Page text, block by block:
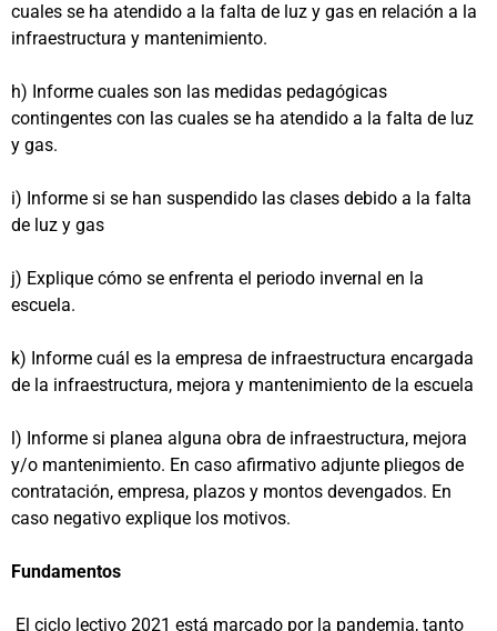
cuales se ha atendido a la falta de luz y gas en relación a la
infraestructura y mantenimiento.
h) Informe cuales son las medidas pedagógicas
contingentes con las cuales se ha atendido a la falta de luz
y gas.
i) Informe si se han suspendido las clases debido a la falta
de luz y gas
j) Explique cómo se enfrenta el periodo invernal en la
escuela.
k) Informe cuál es la empresa de infraestructura encargada
de la infraestructura, mejora y mantenimiento de la escuela
l) Informe si planea alguna obra de infraestructura, mejora
y/o mantenimiento. En caso afirmativo adjunte pliegos de
contratación, empresa, plazos y montos devengados. En
caso negativo explique los motivos.
Fundamentos
El ciclo lectivo 2021 está marcado por la pandemia, tanto